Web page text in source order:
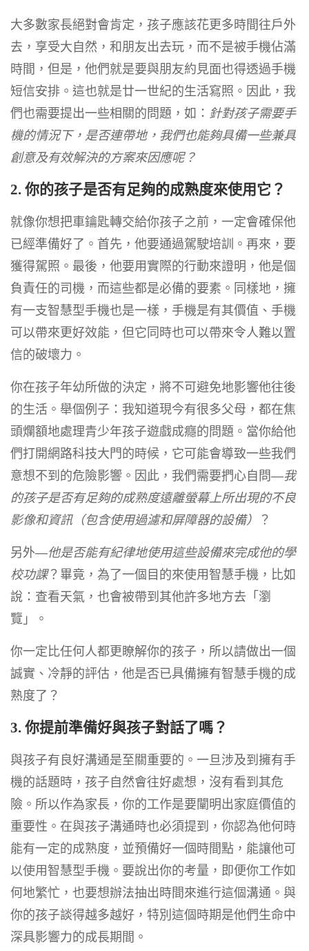
大多數家長絕對會肯定，孩子應該花更多時間往戶外
去，享受大自然，和朋友出去玩，而不是被手機佔滿
時間，但是，他們就是要與朋友約見面也得透過手機
短信安排。這也就是廿一世紀的生活寫照。因此，我
們也需要提出一些相關的問題，如： 針對孩子需要手
機的情況下，是否連帶地，我們也能夠具備一些兼具
創意及有效解決的方案來因應呢？
2. 你的孩子是否有足夠的成熟度來使用它？
就像你想把車鑰匙轉交給你孩子之前，一定會確保他
已經準備好了。首先，他要通過駕駛培訓。再來，要
獲得駕照。最後，他要用實際的行動來證明，他是個
負責任的司機，而這些都是必備的要素。同樣地，擁
有一支智慧型手機也是一樣，手機是有其價值、手機
可以帶來更好效能，但它同時也可以帶來令人難以置
信的破壞力。
你在孩子年幼所做的決定，將不可避免地影響他往後
的生活。舉個例子：我知道現今有很多父母，都在焦
頭爛額地處理青少年孩子遊戲成癮的問題。當你給他
們打開網路科技大門的時候，它可能會導致一些我們
意想不到的危險影響。因此，我們需要捫心自問—我
的孩子是否有足夠的成熟度遠離螢幕上所出現的不良
影像和資訊（包含使用過濾和屏障器的設備）
？
另外—他是否能有紀律地使用這些設備來完成他的學
校功課？畢竟，為了一個目的來使用智慧手機，比如
說：查看天氣，也會被帶到其他許多地方去「瀏
覽」。
你一定比任何人都更瞭解你的孩子，所以請做出一個
誠實、冷靜的評估，他是否已具備擁有智慧手機的成
熟度了？
3. 你提前準備好與孩子對話了嗎？
與孩子有良好溝通是至關重要的。一旦涉及到擁有手
機的話題時，孩子自然會往好處想，沒有看到其危
險。所以作為家長，你的工作是要闡明出家庭價值的
重要性。在與孩子溝通時也必須提到，你認為他何時
能有一定的成熟度，並預備好一個時間點，能讓他可
以使用智慧型手機。要說出你的考量，即便你工作如
何地繁忙，也要想辦法抽出時間來進行這個溝通。與
你的孩子談得越多越好，特別這個時期是他們生命中
深具影響力的成長期間。